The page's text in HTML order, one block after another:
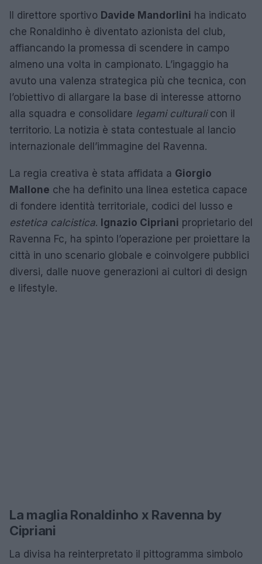
Il direttore sportivo Davide Mandorlini ha indicato
che Ronaldinho è diventato azionista del club,
affiancando la promessa di scendere in campo
almeno una volta in campionato. L’ingaggio ha
avuto una valenza strategica più che tecnica, con
l’obiettivo di allargare la base di interesse attorno
alla squadra e consolidare legami culturalicon il
territorio. La notizia è stata contestuale al lancio
internazionale dell’immagine del Ravenna.
La regia creativa è stata affidata a Giorgio
Mallone che ha definito una linea estetica capace
di fondere identità territoriale, codici del lusso e
estetica calcistica. Ignazio Cipriani proprietario del
Ravenna Fc, ha spinto l’operazione per proiettare la
città in uno scenario globale e coinvolgere pubblici
diversi, dalle nuove generazioni ai cultori di design
e lifestyle.
La maglia Ronaldinho x Ravenna by
Cipriani
La divisa ha reinterpretato il pittogramma simbolo